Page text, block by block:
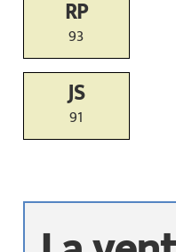
RP
93
JS
91